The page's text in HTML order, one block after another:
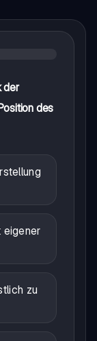
der
des
eigener
zu